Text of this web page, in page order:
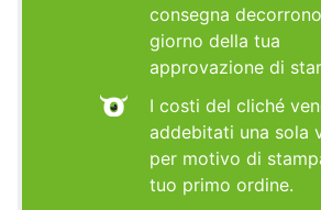
consegna
giorno della tua
approvazione di
I costi del cliché
addebitati una sola
per motivo di
tuo primo ordine.